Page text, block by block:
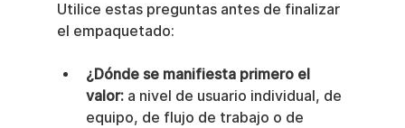
Utilice estas preguntas antes de finalizar
el empaquetado:
¿Dónde se manifiesta primero el
valor: a nivel de usuario individual, de
equipo, de flujo de trabajo o de